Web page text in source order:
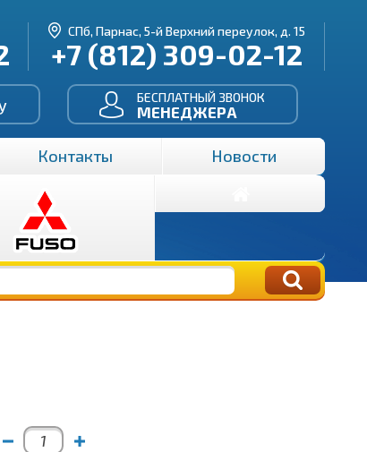
СПб, Парнас, 5-й Верхний переулок, д. 15
+7 (812) 309-02-12
БЕСПЛАТНЫЙ ЗВОНОК
МЕНЕДЖЕРА
Контакты Новости